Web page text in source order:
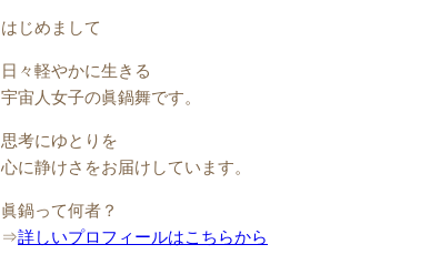
はじめまして
日々軽やかに生きる
宇宙人女子の眞鍋舞です。
思考にゆとりを
心に静けさをお届けしています。
眞鍋って何者？
⇒詳しいプロフィールはこちらから